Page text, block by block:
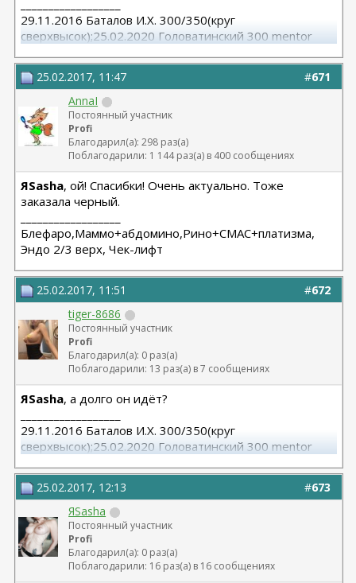
29.11.2016 Баталов И.Х. 300/350(круг
сверхвысок);25.02.2020 Головатинский 300 mentor
#671
25.02.2017, 11:47
AnnaI
Постоянный участник
Profi
Благодарил(а): 298 раз(а)
Поблагодарили: 1 144 раз(а) в 400 сообщениях
ЯSasha, ой! Спасибки! Очень актуально. Тоже
заказала черный.
Блефаро,Маммо+абдомино,Рино+СМАС+платизма,
Эндо 2/3 верх, Чек-лифт
#672
25.02.2017, 11:51
tiger-8686
Постоянный участник
Profi
Благодарил(а): 0 раз(а)
Поблагодарили: 13 раз(а) в 7 сообщениях
ЯSasha, а долго он идёт?
29.11.2016 Баталов И.Х. 300/350(круг
сверхвысок);25.02.2020 Головатинский 300 mentor
#673
25.02.2017, 12:13
ЯSasha
Постоянный участник
Profi
Благодарил(а): 0 раз(а)
Поблагодарили: 16 раз(а) в 16 сообщениях